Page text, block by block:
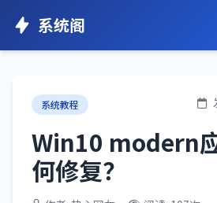
系统阁
系统教程
Win10 modern
何修复？